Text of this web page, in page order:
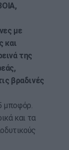
με
και
της
βραδινές
μποφόρ.
και τα